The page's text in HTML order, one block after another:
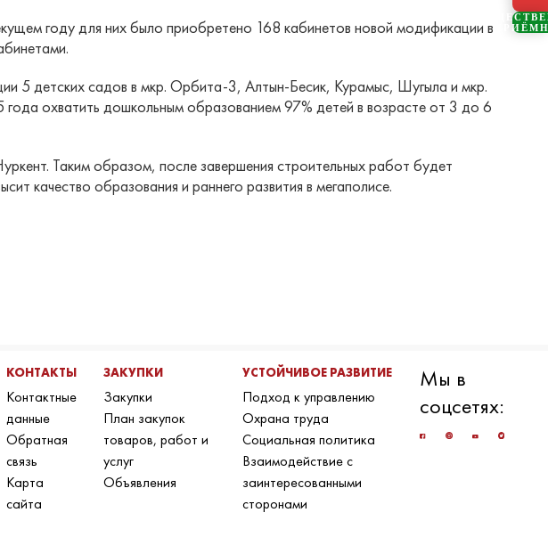
году для них было приобретено 168 кабинетов новой модификации в
5 детских садов в мкр. Орбита-3, Алтын-Бесик, Курамыс, Шугыла и мкр.
охватить дошкольным образованием 97% детей в возрасте от 3 до 6
Таким образом, после завершения строительных работ будет
качество образования и раннего развития в мегаполисе.
КОНТАКТЫ
Контактные
данные
Обратная
связь
Карта
сайта
ЗАКУПКИ
Закупки
План закупок
товаров, работ и
услуг
Объявления
УСТОЙЧИВОЕ РАЗВИТИЕ
Подход к управлению
Охрана труда
Социальная политика
Взаимодействие с
заинтересованными
сторонами
Мы в
соцсетях: